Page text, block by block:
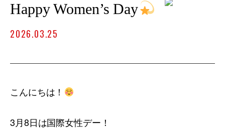
Happy Women’s Day
2026.03.25
こんにちは！
3月8日は国際女性デー！